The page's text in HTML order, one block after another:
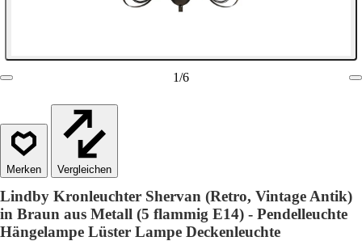
1/6
Vergleichen
Lindby Kronleuchter Shervan (Retro, Vintage Antik)
in Braun aus Metall (5 flammig E14) - Pendelleuchte
Hängelampe Lüster Lampe Deckenleuchte